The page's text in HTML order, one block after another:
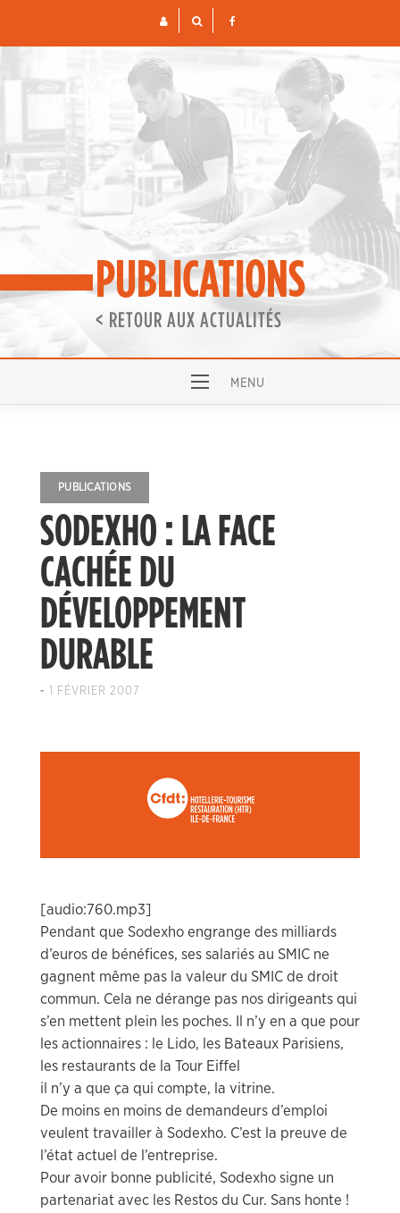
PUBLICATIONS
< RETOUR AUX ACTUALITÉS
PUBLICATIONS
SODEXHO : LA FACE
CACHÉE DU
DÉVELOPPEMENT
DURABLE
- 1 FÉVRIER 2007
[audio:760.mp3]
Pendant que Sodexho engrange des milliards
d’euros de bénéfices, ses salariés au SMIC ne
gagnent même pas la valeur du SMIC de droit
commun. Cela ne dérange pas nos dirigeants qui
s’en mettent plein les poches. Il n’y en a que pour
les actionnaires : le Lido, les Bateaux Parisiens,
les restaurants de la Tour Eiffel
il n’y a que ça qui compte, la vitrine.
De moins en moins de demandeurs d’emploi
veulent travailler à Sodexho. C’est la preuve de
l’état actuel de l’entreprise.
Pour avoir bonne publicité, Sodexho signe un
partenariat avec les Restos du Cur. Sans honte !